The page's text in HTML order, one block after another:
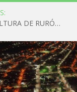
ESCUTA PÚBLICA COM AUTORES DA CULTURA DE RURÓPOLIS